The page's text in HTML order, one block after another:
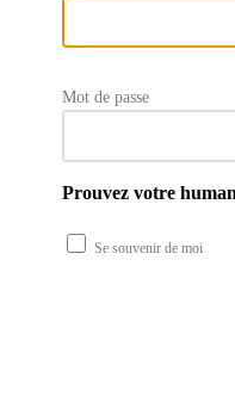
Mot de passe
Prouvez votre
Se souvenir de moi